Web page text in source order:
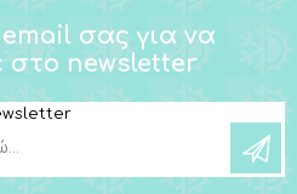
σας για να
στο newsletter